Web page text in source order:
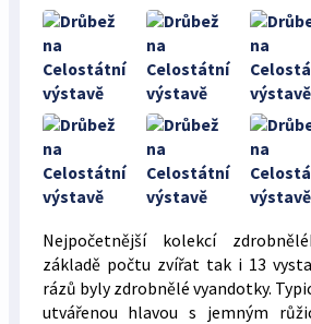
Nejpočetnější kolekcí
základě počtu zvířat tak i 13
rázů byly zdrobnělé vyandotky.
utvářenou hlavou s jemným